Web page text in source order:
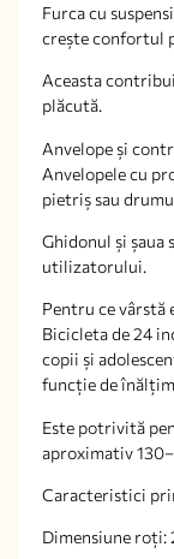
Furca cu
crește confortul
Aceasta
plăcută.
Anvelope și
Anvelopele cu
pietriș sau
Ghidonul și șaua
utilizatorului.
Pentru ce
Bicicleta de 24
copii și
funcție de
Este potrivită
aproximativ
Caracteristici
Dimensiune roți: